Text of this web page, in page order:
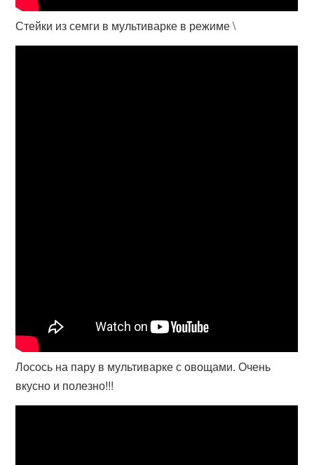
Стейки из семги в мультиварке в режиме \
Лосось на пару в мультиварке с овощами. Очень
вкусно и полезно!!!